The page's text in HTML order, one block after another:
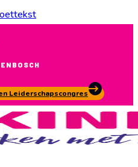
Leiderschapscongres